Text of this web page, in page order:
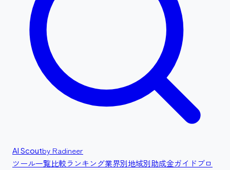
AI Scoutby Radineer
ツール一覧比較ランキング業界別地域別助成金ガイドブロ